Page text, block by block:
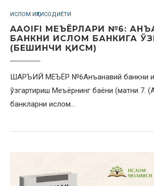
ИСЛОМ ИҚТИСОДИЁТИ
AAOIFI МЕЪЁРЛАРИ №6:
БАНКНИ ИСЛОМ БАНКИГА
(БЕШИНЧИ ҚИСМ)
ШАРЪИЙ МЕЪЁР №6Анъанавий банкни
ўзгартириш Меъёрнинг баёни (матни 7.
банкларни ислом…